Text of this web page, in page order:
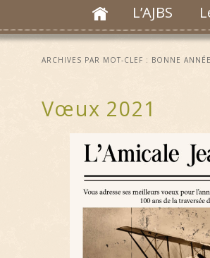
L’AJBS
ARCHIVES PAR MOT-CLEF : BONNE ANNÉE
Vœux 2021